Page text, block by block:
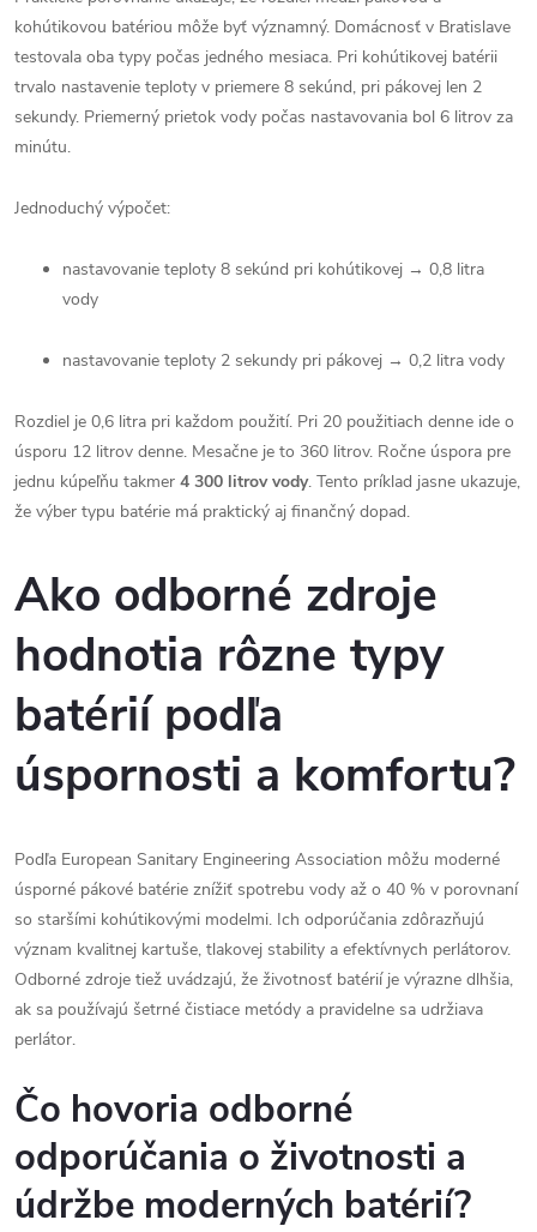
kohútikovou batériou môže byť významný. Domácnosť v Bratislave
testovala oba typy počas jedného mesiaca. Pri kohútikovej batérii
trvalo nastavenie teploty v priemere 8 sekúnd, pri pákovej len 2
sekundy. Priemerný prietok vody počas nastavovania bol 6 litrov za
minútu.
Jednoduchý výpočet:
nastavovanie teploty 8 sekúnd pri kohútikovej → 0,8 litra
vody
nastavovanie teploty 2 sekundy pri pákovej → 0,2 litra vody
Rozdiel je 0,6 litra pri každom použití. Pri 20 použitiach denne ide o
úsporu 12 litrov denne. Mesačne je to 360 litrov. Ročne úspora pre
jednu kúpeľňu takmer 4 300 litrov vody. Tento príklad jasne ukazuje,
že výber typu batérie má praktický aj finančný dopad.
Ako odborné zdroje
hodnotia rôzne typy
batérií podľa
úspornosti a komfortu?
Podľa European Sanitary Engineering Association môžu moderné
úsporné pákové batérie znížiť spotrebu vody až o 40 % v porovnaní
so staršími kohútikovými modelmi. Ich odporúčania zdôrazňujú
význam kvalitnej kartuše, tlakovej stability a efektívnych perlátorov.
Odborné zdroje tiež uvádzajú, že životnosť batérií je výrazne dlhšia,
ak sa používajú šetrné čistiace metódy a pravidelne sa udržiava
perlátor.
Čo hovoria odborné
odporúčania o životnosti a
údržbe moderných batérií?